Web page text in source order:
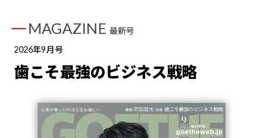
MAGAZINE 最新号
2026年9月号
歯こそ最強のビジネス戦略